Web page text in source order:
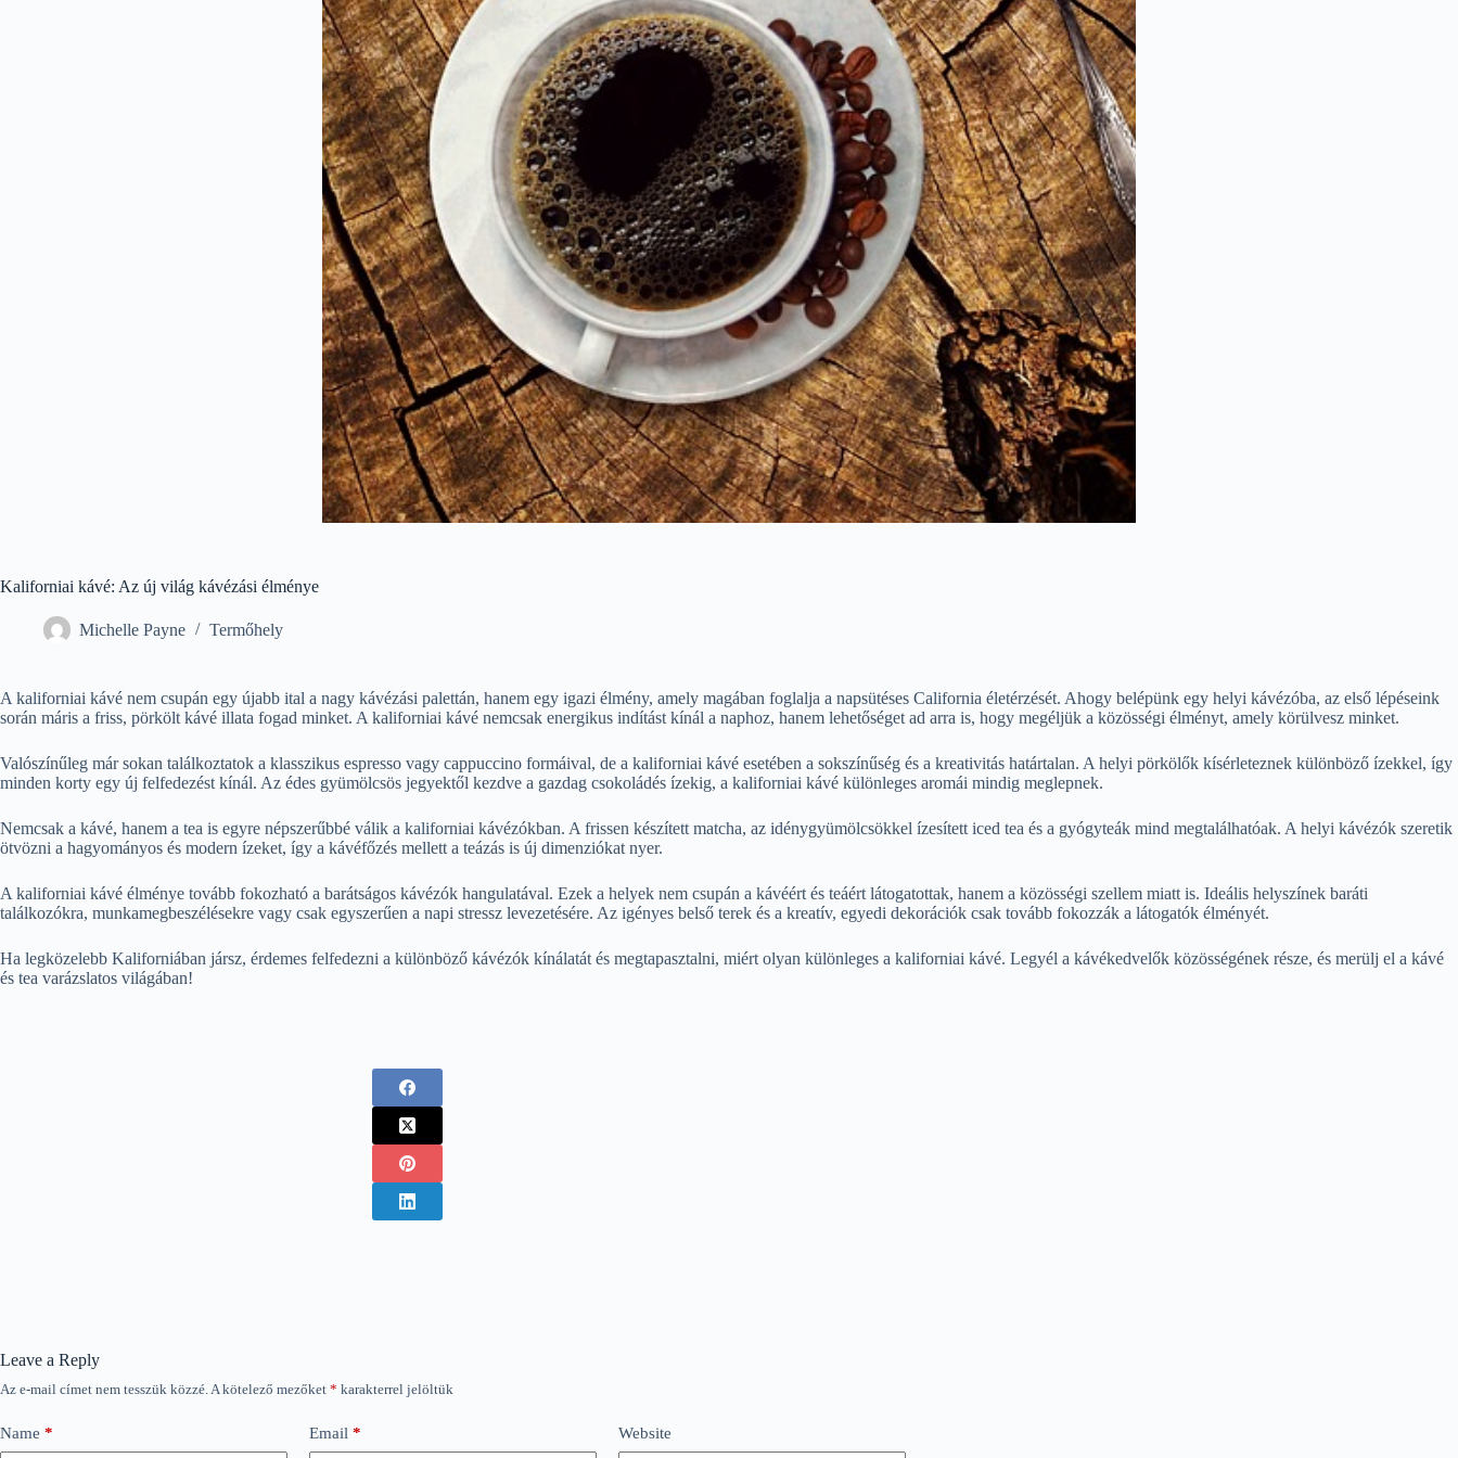
Kaliforniai kávé: Az új világ kávézási élménye
Michelle Payne Termőhely
A kaliforniai kávé nem csupán egy újabb ital a nagy kávézási palettán, hanem egy igazi élmény, amely magában foglalja a napsütéses California életérzését. Ahogy belépünk egy helyi kávézóba, az első lépéseink
során máris a friss, pörkölt kávé illata fogad minket. A kaliforniai kávé nemcsak energikus indítást kínál a naphoz, hanem lehetőséget ad arra is, hogy megéljük a közösségi élményt, amely körülvesz minket.
Valószínűleg már sokan találkoztatok a klasszikus espresso vagy cappuccino formáival, de a kaliforniai kávé esetében a sokszínűség és a kreativitás határtalan. A helyi pörkölők kísérleteznek különböző ízekkel, így
minden korty egy új felfedezést kínál. Az édes gyümölcsös jegyektől kezdve a gazdag csokoládés ízekig, a kaliforniai kávé különleges aromái mindig meglepnek.
Nemcsak a kávé, hanem a tea is egyre népszerűbbé válik a kaliforniai kávézókban. A frissen készített matcha, az idénygyümölcsökkel ízesített iced tea és a gyógyteák mind megtalálhatóak. A helyi kávézók szeretik
ötvözni a hagyományos és modern ízeket, így a kávéfőzés mellett a teázás is új dimenziókat nyer.
A kaliforniai kávé élménye tovább fokozható a barátságos kávézók hangulatával. Ezek a helyek nem csupán a kávéért és teáért látogatottak, hanem a közösségi szellem miatt is. Ideális helyszínek baráti
találkozókra, munkamegbeszélésekre vagy csak egyszerűen a napi stressz levezetésére. Az igényes belső terek és a kreatív, egyedi dekorációk csak tovább fokozzák a látogatók élményét.
Ha legközelebb Kaliforniában jársz, érdemes felfedezni a különböző kávézók kínálatát és megtapasztalni, miért olyan különleges a kaliforniai kávé. Legyél a kávékedvelők közösségének része, és merülj el a kávé
és tea varázslatos világában!
Leave a Reply
Az e-mail címet nem tesszük közzé.A kötelező mezőket * karakterrel jelöltük
Name * Email * Website